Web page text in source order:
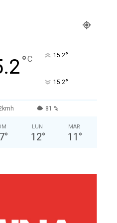
°C 15.2°
15.2°
81 %
°
LUN
12°
MAR
11 °